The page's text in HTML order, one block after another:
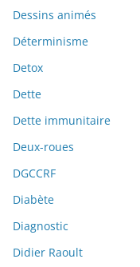
Dessins animés
Déterminisme
Detox
Dette
Dette immunitaire
Deux-roues
DGCCRF
Diabète
Diagnostic
Didier Raoult